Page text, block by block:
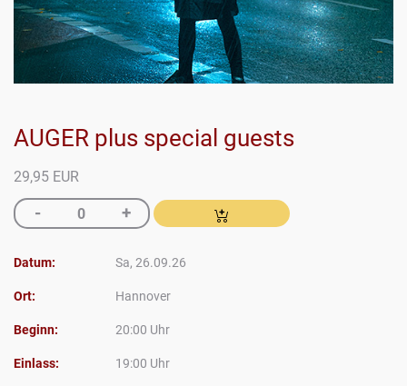
AUGER plus special guests
29,95 EUR
Datum: Sa, 26.09.26
Ort: Hannover
Beginn: 20:00 Uhr
Einlass: 19:00 Uhr